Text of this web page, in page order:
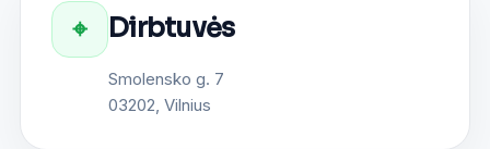
⌖ Dirbtuvės
Smolensko g. 7
03202, Vilnius